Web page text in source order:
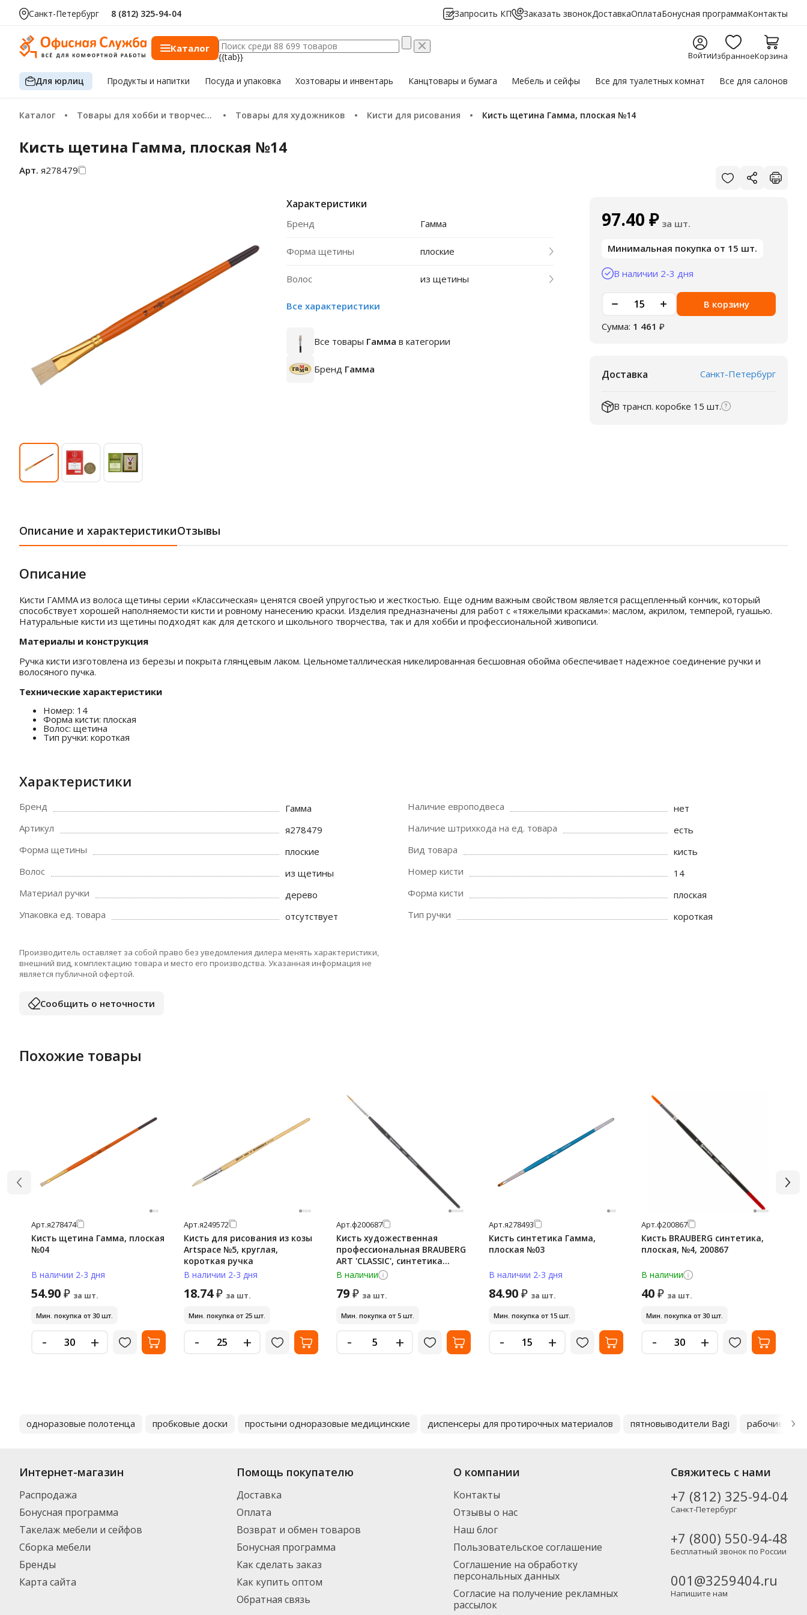
Санкт-Петербург 8 (812) 325-94-04 Запросить КП Заказать звонокДоставкаОплатаБонусная программаКонтакты
Каталог
{{tab}} ВойтиИзбранноеКорзина
Для юрлиц Продуктыи напитки Посуда и упаковка Хозтоварыи инвентарь Канцтовары и бумага Мебельи сейфы Все для туалетных комнат Все для салонов
Каталог Товары для хобби и творчества Товары для художников Кисти для рисования Кисть щетина Гамма, плоская №14
Кисть щетина Гамма, плоская №14
Арт. я278479
Характеристики
Бренд Гамма
Форма щетины плоские
Волос из щетины
Все характеристики
Все товары Гамма в категории
Бренд Гамма
97.40 ₽ за шт.
Минимальная покупка от 15 шт.
В наличии 2-3 дня
В корзину
Сумма: 1 461 ₽
Доставка Санкт-Петербург
В трансп. коробке 15 шт.
Описание и характеристикиОтзывы
Описание
Кисти ГАММА из волоса щетины серии «Классическая» ценятся своей упругостью и жесткостью. Еще одним важным свойством является расщепленный кончик, который
способствует хорошей наполняемости кисти и ровному нанесению краски. Изделия предназначены для работ с «тяжелыми красками»: маслом, акрилом, темперой, гуашью.
Натуральные кисти из щетины подходят как для детского и школьного творчества, так и для хобби и профессиональной живописи.
Материалы и конструкция
Ручка кисти изготовлена из березы и покрыта глянцевым лаком. Цельнометаллическая никелированная бесшовная обойма обеспечивает надежное соединение ручки и
волосяного пучка.
Технические характеристики
Номер: 14
Форма кисти: плоская
Волос: щетина
Тип ручки: короткая
Характеристики
Бренд
Гамма
Артикул
я278479
Форма щетины
плоские
Волос
из щетины
Материал ручки
дерево
Упаковка ед. товара
отсутствует
Наличие европодвеса
нет
Наличие штрихкода на ед. товара
есть
Вид товара
кисть
Номер кисти
14
Форма кисти
плоская
Тип ручки
короткая
Производитель оставляет за собой право без уведомления дилера менять характеристики,
внешний вид, комплектацию товара и место его производства. Указанная информация не
является публичной офертой.
Сообщить о неточности
Похожие товары
Арт.я278474
Кисть щетина Гамма, плоская
№04
В наличии 2-3 дня
54.90₽ за шт.
Мин. покупка от 30 шт.
- +
Арт.я249572
Кисть для рисования из козы
Artspace №5, круглая,
короткая ручка
В наличии 2-3 дня
18.74₽ за шт.
Мин. покупка от 25 шт.
- +
Арт.ф200687
Кисть художественная
профессиональная BRAUBERG
ART 'CLASSIC', синтетика
мягкая, под колонок, круглая
В наличии
79₽ за шт.
Мин. покупка от 5 шт.
- +
Арт.я278493
Кисть синтетика Гамма,
плоская №03
В наличии 2-3 дня
84.90₽ за шт.
Мин. покупка от 15 шт.
- +
Арт.ф200867
Кисть BRAUBERG синтетика,
плоская, №4, 200867
В наличии
40₽ за шт.
Мин. покупка от 30 шт.
- +
одноразовые полотенца пробковые доски простыни одноразовые медицинские диспенсеры для протирочных материалов пятновыводители Bagi рабочие
Интернет-магазин
Распродажа
Бонусная программа
Такелаж мебели и сейфов
Сборка мебели
Бренды
Карта сайта
Помощь покупателю
Доставка
Оплата
Возврат и обмен товаров
Бонусная программа
Как сделать заказ
Как купить оптом
Обратная связь
О компании
Контакты
Отзывы о нас
Наш блог
Пользовательское соглашение
Соглашение на обработку
персональных данных
Согласие на получение рекламных
рассылок
Свяжитесь с нами
+7 (812) 325-94-04
Санкт-Петербург
+7 (800) 550-94-48
Бесплатный звонок по России
001@3259404.ru
Напишите нам